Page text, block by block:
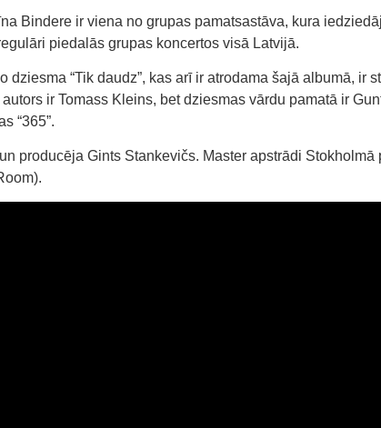
Bindere ir viena no grupas pamatsastāva, kura
piedalās grupas koncertos visā Latvijā.
dziesma “Tik daudz”, kas arī ir atrodama šajā albumā, ir
ir Tomass Kleins, bet dziesmas vārdu pamatā ir
“365”.
producēja Gints Stankevičs. Master apstrādi Stokholmā